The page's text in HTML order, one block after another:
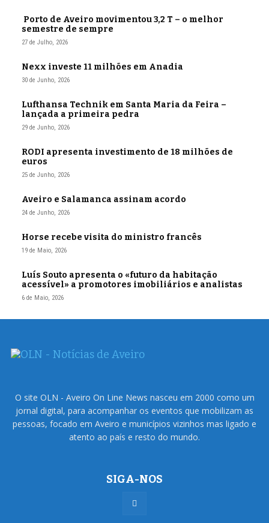
Porto de Aveiro movimentou 3,2 T – o melhor
semestre de sempre
27 de Julho, 2026
Nexx investe 11 milhões em Anadia
30 de Junho, 2026
Lufthansa Technik em Santa Maria da Feira –
lançada a primeira pedra
29 de Junho, 2026
RODI apresenta investimento de 18 milhões de
euros
25 de Junho, 2026
Aveiro e Salamanca assinam acordo
24 de Junho, 2026
Horse recebe visita do ministro francês
19 de Maio, 2026
Luís Souto apresenta o «futuro da habitação
acessível» a promotores imobiliários e analistas
6 de Maio, 2026
O site OLN - Aveiro On Line News nasceu em 2000 como um
jornal digital, para acompanhar os eventos que mobilizam as
pessoas, focado em Aveiro e municípios vizinhos mas ligado e
atento ao país e resto do mundo.
SIGA-NOS